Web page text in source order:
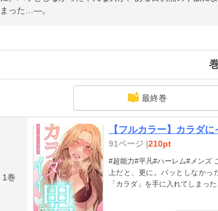
まった…―。
最終巻
1巻
【フルカラー】カラダに
91ページ |210pt
#超能力#平凡#ハーレム#メンズ この男に触ると、絶対にキモチ良くなる。そっと触れただけでも。それ以
上だと、更に。パッとしなか
「カラダ」を手に入れてしまっ